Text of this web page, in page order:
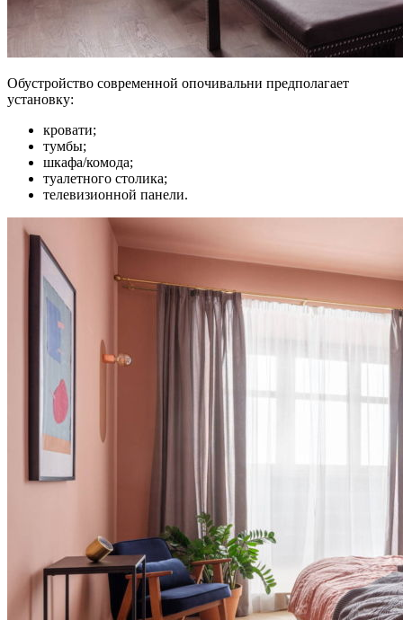
Обустройство современной опочивальни предполагает
установку:
кровати;
тумбы;
шкафа/комода;
туалетного столика;
телевизионной панели.